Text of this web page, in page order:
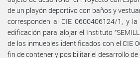
de un playón deportivo con baños y
corresponden al CIE 0600406124/1, y
edificación para alojar el Instituto
de los inmuebles identificados con el CIE
fin de contener y posibilitar el desarrollo